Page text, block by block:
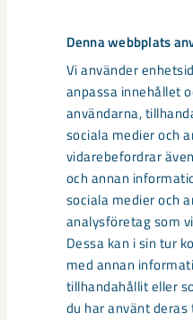
Denna webbplats
Vi använder
anpassa innehållet
användarna,
sociala medier och
vidarebefordrar
och annan
sociala medier och
analysföretag som
Dessa kan i sin tur
med annan
tillhandahållit eller
du har använt deras
Sibirien-
centrum
Under sommaren 2026
gamla Kiruna centrum på
– bland annat ...